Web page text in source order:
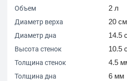
Объем 2 л
Диаметр верха 20 см
Диаметр дна 14.5
Высота стенок 10.5
Толщина стенок 4.5
Толщина дна 6 мм